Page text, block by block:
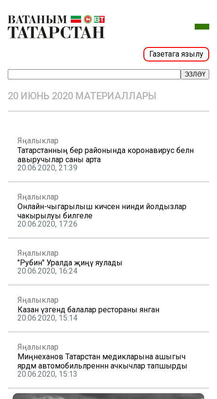
Газетага язылу
ЭЗЛӘҮ
20 ИЮНЬ 2020 МАТЕРИАЛЛАРЫ
Яңалыклар
Татарстанның бер районында коронавирус белән
авыручылар саны арта
20.06.2020, 21:39
Яңалыклар
Онлайн-чыгарылыш кичәсенә нинди йолдызлар
чакырылуы билгеле
20.06.2020, 17:26
Яңалыклар
"Рубин" Уралда җиңү яулады
20.06.2020, 16:24
Яңалыклар
Казан үзәгендә балалар рестораны янган
20.06.2020, 15:14
Яңалыклар
Миңнеханов Татарстан медикларына ашыгыч
ярдәм автомобильләреннән ачкычлар тапшырды
20.06.2020, 15:13